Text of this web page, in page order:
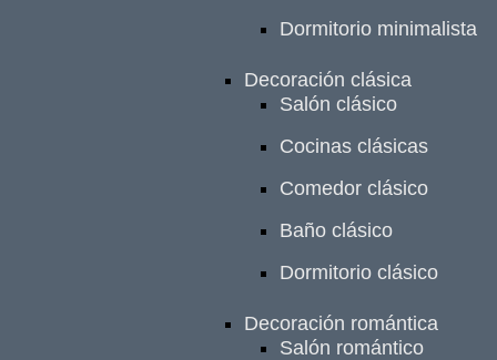
Dormitorio minimalista
Decoración clásica
Salón clásico
Cocinas clásicas
Comedor clásico
Baño clásico
Dormitorio clásico
Decoración romántica
Salón romántico